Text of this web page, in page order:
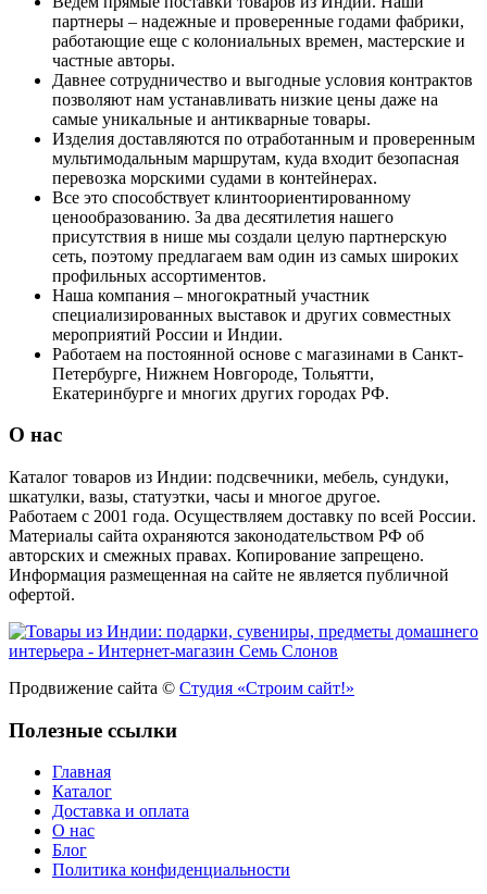
партнеры – надежные и проверенные годами фабрики,
работающие еще с колониальных времен, мастерские и
частные авторы.
Давнее сотрудничество и выгодные условия контрактов
позволяют нам устанавливать низкие цены даже на
самые уникальные и антикварные товары.
Изделия доставляются по отработанным и проверенным
мультимодальным маршрутам, куда входит безопасная
перевозка морскими судами в контейнерах.
Все это способствует клинтоориентированному
ценообразованию. За два десятилетия нашего
присутствия в нише мы создали целую партнерскую
сеть, поэтому предлагаем вам один из самых широких
профильных ассортиментов.
Наша компания – многократный участник
специализированных выставок и других совместных
мероприятий России и Индии.
Работаем на постоянной основе с магазинами в Санкт-
Петербурге, Нижнем Новгороде, Тольятти,
Екатеринбурге и многих других городах РФ.
О нас
Каталог товаров из Индии: подсвечники, мебель, сундуки,
шкатулки, вазы, статуэтки, часы и многое другое.
Работаем с 2001 года. Осуществляем доставку по всей России.
Материалы сайта охраняются законодательством РФ об
авторских и смежных правах. Копирование запрещено.
Информация размещенная на сайте не является публичной
офертой.
Продвижение сайта © Студия «Строим сайт!»
Полезные ссылки
Главная
Каталог
Доставка и оплата
О нас
Блог
Политика конфиденциальности